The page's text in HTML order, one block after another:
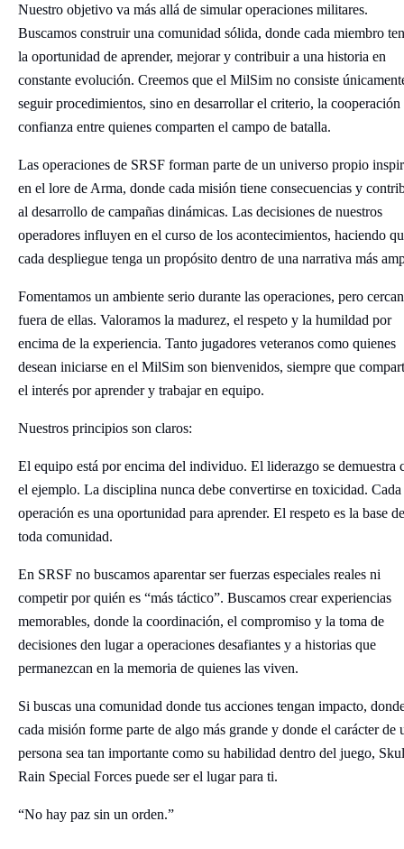
Nuestro objetivo va más allá de simular operaciones militares.
Buscamos construir una comunidad sólida, donde cada miembro
la oportunidad de aprender, mejorar y contribuir a una historia en
constante evolución. Creemos que el MilSim no consiste
seguir procedimientos, sino en desarrollar el criterio, la
confianza entre quienes comparten el campo de batalla.
Las operaciones de SRSF forman parte de un universo propio
en el lore de Arma, donde cada misión tiene consecuencias y
al desarrollo de campañas dinámicas. Las decisiones de nuestros
operadores influyen en el curso de los acontecimientos, haciendo
cada despliegue tenga un propósito dentro de una narrativa más
Fomentamos un ambiente serio durante las operaciones, pero
fuera de ellas. Valoramos la madurez, el respeto y la humildad por
encima de la experiencia. Tanto jugadores veteranos como quienes
desean iniciarse en el MilSim son bienvenidos, siempre que
el interés por aprender y trabajar en equipo.
Nuestros principios son claros:
El equipo está por encima del individuo. El liderazgo se demuestra
el ejemplo. La disciplina nunca debe convertirse en toxicidad. Cada
operación es una oportunidad para aprender. El respeto es la base de
toda comunidad.
En SRSF no buscamos aparentar ser fuerzas especiales reales ni
competir por quién es “más táctico”. Buscamos crear experiencias
memorables, donde la coordinación, el compromiso y la toma de
decisiones den lugar a operaciones desafiantes y a historias que
permanezcan en la memoria de quienes las viven.
Si buscas una comunidad donde tus acciones tengan impacto,
cada misión forme parte de algo más grande y donde el carácter de
persona sea tan importante como su habilidad dentro del juego,
Rain Special Forces puede ser el lugar para ti.
“No hay paz sin un orden.”